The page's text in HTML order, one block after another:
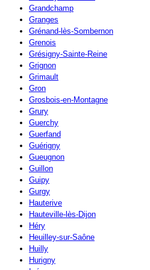
Grandchamp
Granges
Grénand-lès-Sombernon
Grenois
Grésigny-Sainte-Reine
Grignon
Grimault
Gron
Grosbois-en-Montagne
Grury
Guerchy
Guerfand
Guérigny
Gueugnon
Guillon
Guipy
Gurgy
Hauterive
Hauteville-lès-Dijon
Héry
Heuilley-sur-Saône
Huilly
Hurigny